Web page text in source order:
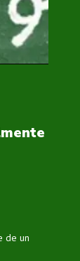
de un